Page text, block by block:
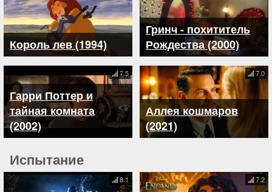
Король лев (1994)
Гринч - похититель
Рождества (2000)
Гарри Поттер и
тайная комната
(2002)
7.5
Аллея кошмаров
(2021)
7.0
Испытание
8.1 7.2